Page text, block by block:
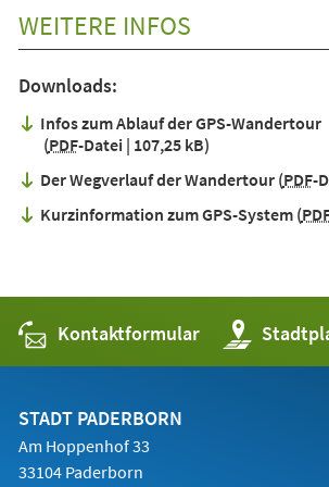
WEITERE INFOS
Downloads:
Infos zum Ablauf der GPS-Wandertour
PDF-Datei 107,25 kB
Der Wegverlauf der Wandertour PDF-
Kurzinformation zum GPS-System
Kontaktformular (Öffnet
in
einem
STADT PADERBORN
Am Hoppenhof 33
33104 Paderborn